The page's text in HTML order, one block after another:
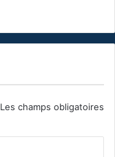
Les champs obligatoires